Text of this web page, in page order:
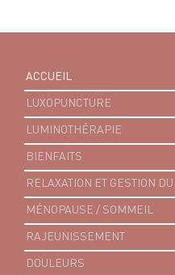
ACCUEIL
LUXOPUNCTURE
LUMINOTHÉRAPIE
BIENFAITS
RELAXATION ET GESTION
MÉNOPAUSE / SOMMEIL
RAJEUNISSEMENT
DOULEURS